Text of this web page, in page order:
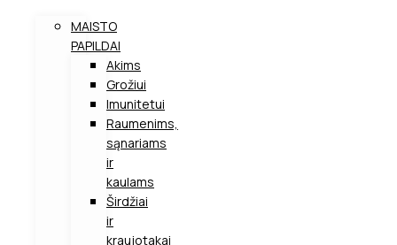
MAISTO
PAPILDAI
Akims
Grožiui
Imunitetui
Raumenims,
sąnariams
ir
kaulams
Širdžiai
ir
kraujotakai